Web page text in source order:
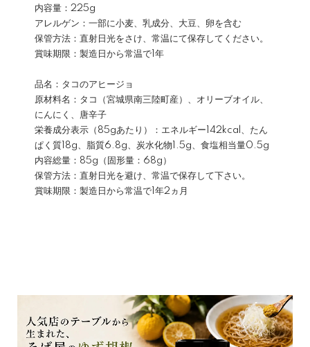
内容量：225g
アレルゲン：一部に小麦、乳成分、大豆、卵を含む
保管方法：直射日光をさけ、常温にて保存してください。
賞味期限：製造日から常温で1年
品名：タコのアヒージョ
原材料名：タコ（宮城県南三陸町産）、オリーブオイル、
にんにく、唐辛子
栄養成分表示（85gあたり）：エネルギー142kcal、たん
ぱく質18g、脂質6.8g、炭水化物1.5g、食塩相当量0.5g
内容総量：85g（固形量：68g）
保管方法：直射日光を避け、常温で保存して下さい。
賞味期限：製造日から常温で1年2ヵ月